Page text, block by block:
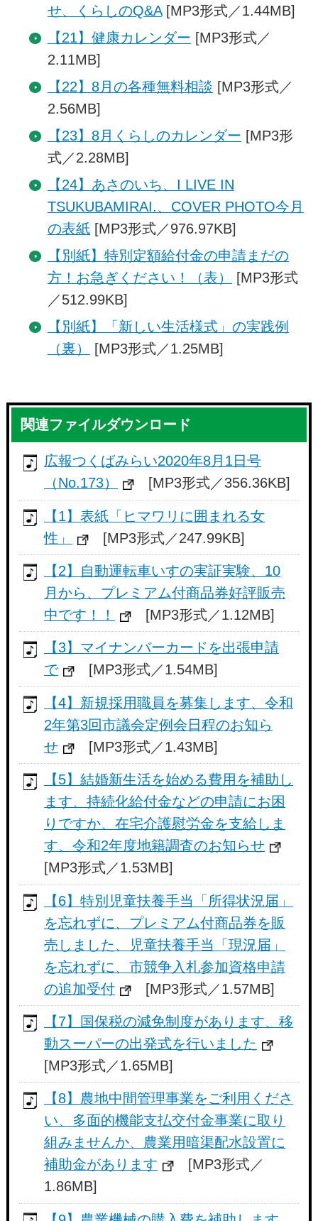
せ、くらしのQ&A[MP3形式／1.44MB]
【21】健康カレンダー [MP3形式／
2.11MB]
【22】8月の各種無料相談 [MP3形式／
2.56MB]
【23】8月くらしのカレンダー [MP3形
式／2.28MB]
【24】あさのいち、I LIVE IN
TSUKUBAMIRAI.、COVER PHOTO今月
の表紙[MP3形式／976.97KB]
【別紙】特別定額給付金の申請まだの
方！お急ぎください！（表）
[MP3形式
／512.99KB]
【別紙】「新しい生活様式」の実践例
（裏）
[MP3形式／1.25MB]
関連ファイルダウンロード
広報つくばみらい2020年8月1日号
（No.173）
[MP3形式／356.36KB]
【1】表紙「ヒマワリに囲まれる女
性」
[MP3形式／247.99KB]
【2】自動運転車いすの実証実験、10
月から、プレミアム付商品券好評販売
中です！！
[MP3形式／1.12MB]
【3】マイナンバーカードを出張申請
で
[MP3形式／1.54MB]
【4】新規採用職員を募集します、令和
2年第3回市議会定例会日程のお知ら
せ
[MP3形式／1.43MB]
【5】結婚新生活を始める費用を補助し
ます、持続化給付金などの申請にお困
りですか、在宅介護慰労金を支給しま
す、令和2年度地籍調査のお知らせ
[MP3形式／1.53MB]
【6】特別児童扶養手当「所得状況届」
を忘れずに、プレミアム付商品券を販
売しました、児童扶養手当「現況届」
を忘れずに、市競争入札参加資格申請
の追加受付
[MP3形式／1.57MB]
【7】国保税の減免制度があります、移
動スーパーの出発式を行いました
[MP3形式／1.65MB]
【8】農地中間管理事業をご利用くださ
い、多面的機能支払交付金事業に取り
組みませんか、農業用暗渠配水設置に
補助金があります
[MP3形式／
1.86MB]